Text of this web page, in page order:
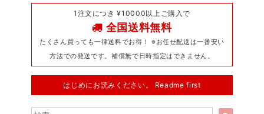
1注文につき ¥10000以上ご購入で
全国送料無料
たくさん買っても一律送料でお得！ ※お任せ配送は一番安い
方法での発送です。補償無で日時指定はできません。
はじめにお読みください。 Readme first